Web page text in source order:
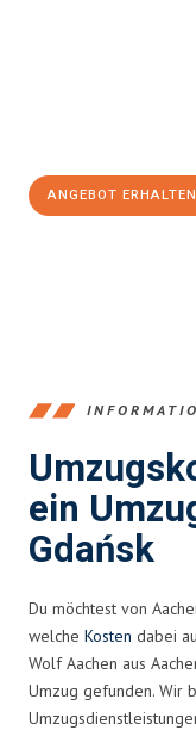
ANGEBOT ERHALTEN
ein
Gdańsk
Du möchtest von
welche Kosten dabei
Wolf Aachen aus
Umzug gefunden. Wir